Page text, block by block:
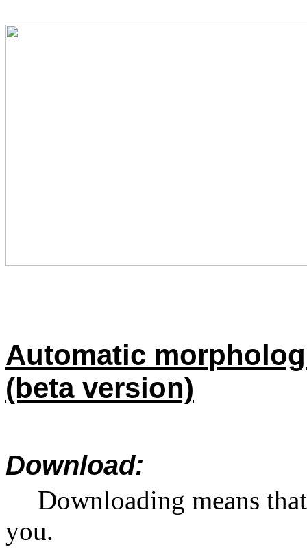
Automatic
(beta version)
Download:
Downloading means
you.